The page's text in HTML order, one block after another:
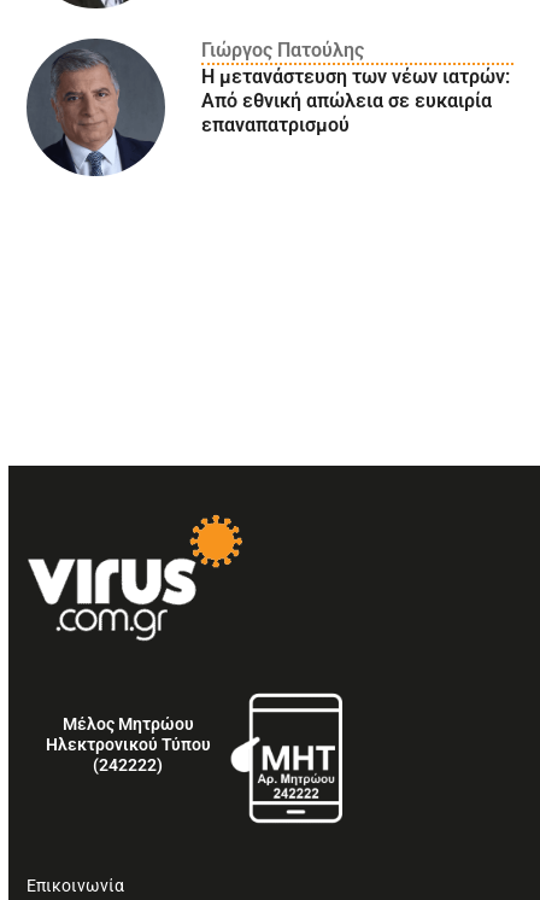
Γιώργος Πατούλης
Η μετανάστευση των νέων ιατρών:
Aπό εθνική απώλεια σε ευκαιρία
επαναπατρισμού
Μέλος Μητρώου
Ηλεκτρονικού Τύπου
(242222)
Επικοινωνία